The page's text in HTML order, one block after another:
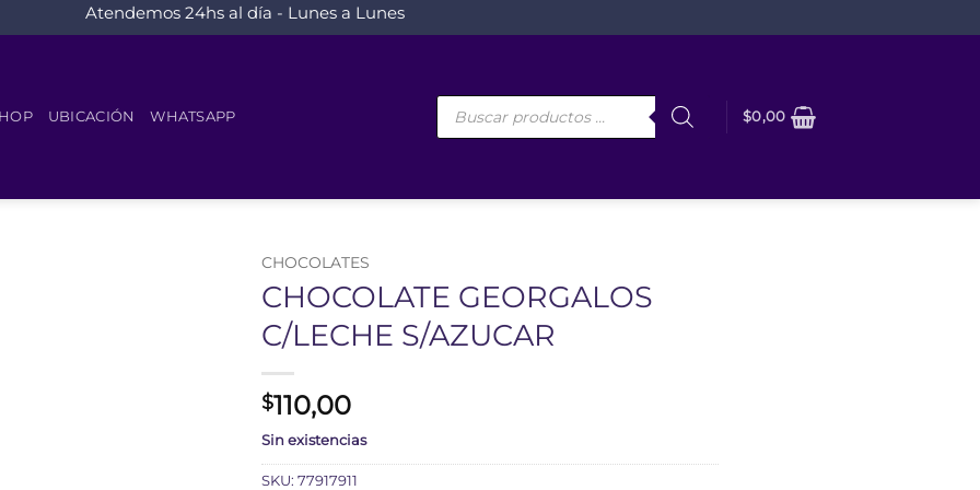
Atendemos 24hs al día - Lunes a Lunes
UBICACIÓN WHATSAPP
Búsqueda
$0,00
CHOCOLATES
CHOCOLATE GEORGALOS
C/LECHE S/AZUCAR
$110,00
Sin existencias
SKU: 77917911